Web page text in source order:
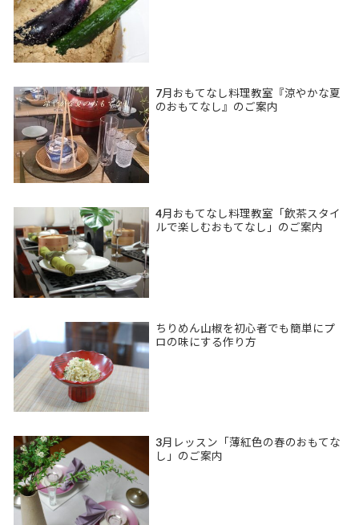
7月おもてなし料理教室『涼やかな夏
のおもてなし』のご案内
4月おもてなし料理教室「飲茶スタイ
ルで楽しむおもてなし」のご案内
ちりめん山椒を初心者でも簡単にプ
ロの味にする作り方
3月レッスン「薄紅色の春のおもてな
し」のご案内